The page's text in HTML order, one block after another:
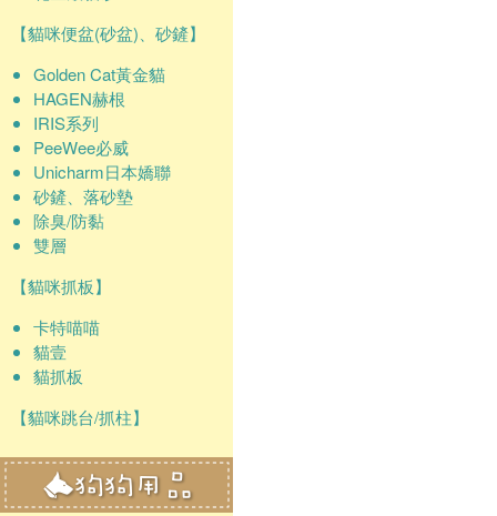
【貓咪便盆(砂盆)、砂鏟】
Golden Cat黃金貓
HAGEN赫根
IRIS系列
PeeWee必威
Unicharm日本嬌聯
砂鏟、落砂墊
除臭/防黏
雙層
【貓咪抓板】
卡特喵喵
貓壹
貓抓板
【貓咪跳台/抓柱】